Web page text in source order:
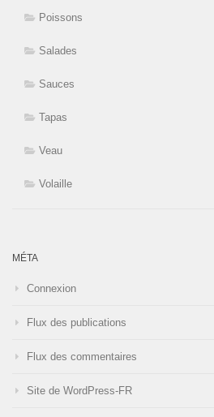
Poissons
Salades
Sauces
Tapas
Veau
Volaille
MÉTA
Connexion
Flux des publications
Flux des commentaires
Site de WordPress-FR